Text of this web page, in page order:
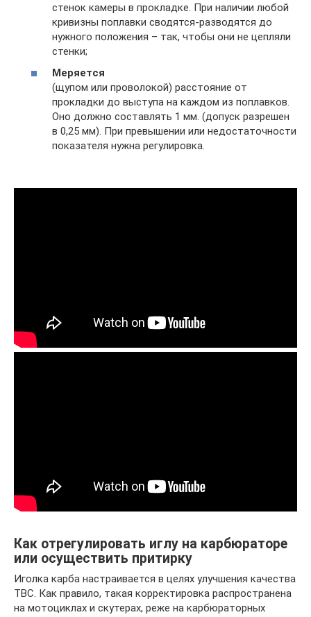
стенок камеры в прокладке. При наличии любой
кривизны поплавки сводятся-разводятся до
нужного положения – так, чтобы они не цепляли
стенки;
Меряется
(щупом или проволокой) расстояние от
прокладки до выступа на каждом из поплавков.
Оно должно составлять 1 мм. (допуск разрешен
в 0,25 мм). При превышении или недостаточности
показателя нужна регулировка.
Как отрегулировать иглу на карбюраторе
или осуществить притирку
Иголка карба настраивается в целях улучшения качества
ТВС. Как правило, такая корректировка распространена
на мотоциклах и скутерах, реже на карбюраторных